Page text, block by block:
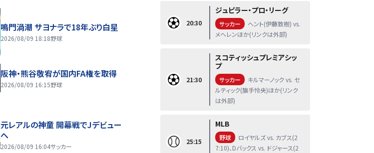
鳴門渦潮 サヨナラで18年ぶり白星
2026/08/09 18:18野球
阪神・熊谷敬宥が国内FA権を取得
2026/08/09 16:15野球
元レアルの神童 開幕戦でJデビュー
へ
2026/08/09 16:04サッカー
20:30
ジュピラー・プロ・リーグ
サッカー
ヘント(伊藤敦樹) vs.
メヘレンほか(リンクは外部)
21:30
スコティッシュプレミアシッ
プ
サッカー
キルマーノック vs. セ
ルティック(旗手怜央)ほか(リンク
は外部)
25:15
MLB
野球
ロイヤルズ vs. カブス(2
7:10)、Dバックス vs. ドジャース(2